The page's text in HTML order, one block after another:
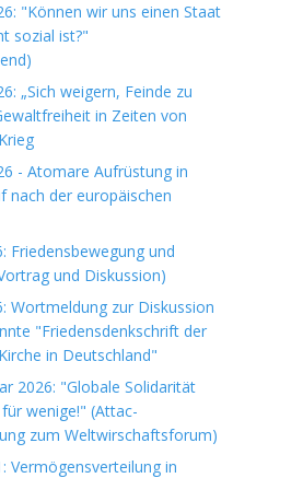
"Können wir uns einen Staat
sozial ist?"
„Sich weigern, Feinde zu
in Zeiten von
- Atomare Aufrüstung in
nach der europäischen
Friedensbewegung und
und Diskussion)
Wortmeldung zur Diskussion
"Friedensdenkschrift der
in Deutschland"
2026: "Globale Solidarität
wenige!" (Attac-
zum Weltwirschaftsforum)
Vermögensverteilung in